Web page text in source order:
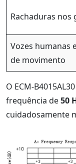
Rachaduras nos
Vozes humanas
de movimento
O ECM-
frequência de50
cuidadosamente